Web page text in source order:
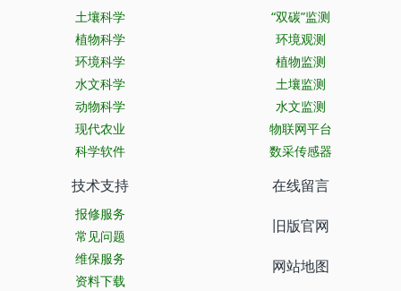
土壤科学
植物科学
环境科学
水文科学
动物科学
现代农业
科学软件
“双碳”监测
环境观测
植物监测
土壤监测
水文监测
物联网平台
数采传感器
技术支持
报修服务
常见问题
维保服务
资料下载
在线留言
旧版官网
网站地图